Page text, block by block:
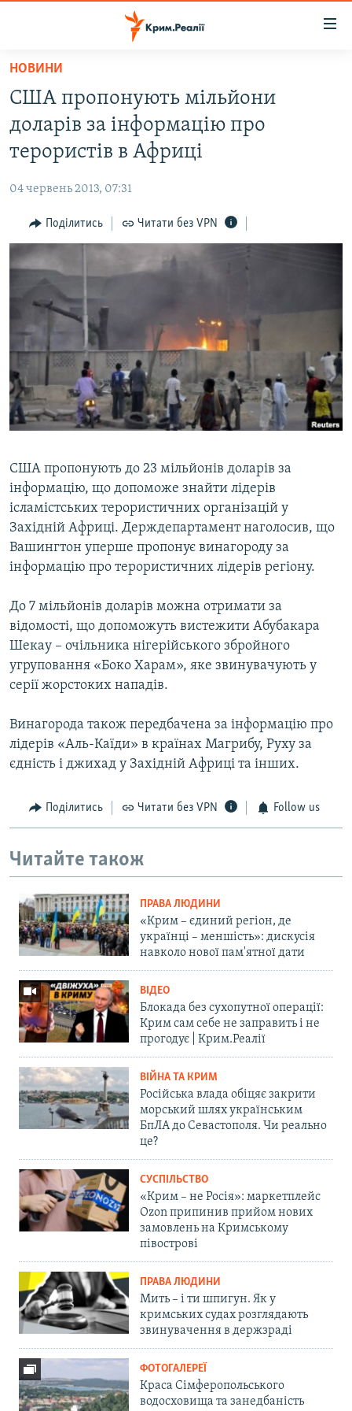
Перейти
основного
матеріалу
Перейти
до
основної
навігації
Перейти
до
пошуку
ВОДА.КРИМ
ВІДЕО ТА ФОТО
БЛОГИ
ПОГЛЯД
ІНТЕРВ'Ю
ВСЕ ЗА ДЕНЬ
СПЕЦПРОЕКТИ
ДЕПОРТАЦІЯ
ВІДЕОУРОКИ «ELIFBE»
СВІДЧЕННЯ ОКУПАЦІЇ
УКРАЇНСЬКА ПРОБЛЕМА КРИМУ
ЯК ОБІЙТИ БЛОКУВАННЯ
Русский
Qırımtatar
Усі сайти RFE/RL
НОВИНИ
США пропонують мільйони
доларів за інформацію про
терористів в Африці
04 червень 2013, 07:31
Поділитись Читати без VPN
США пропонують до 23 мільйонів доларів за
інформацію, що допоможе знайти лідерів
ісламістських терористичних організацій у
Західній Африці. Держдепартамент наголосив, що
Вашингтон уперше пропонує винагороду за
інформацію про терористичних лідерів регіону.
До 7 мільйонів доларів можна отримати за
відомості, що допоможуть вистежити Абубакара
Шекау – очільника нігерійського збройного
угруповання «Боко Харам», яке звинувачують у
серії жорстоких нападів.
Винагорода також передбачена за інформацію про
лідерів «Аль-Каїди» в країнах Магрибу, Руху за
єдність і джихад у Західній Африці та інших.
Поділитись Читати без VPN Follow us
Читайте також
ПРАВА ЛЮДИНИ
«Крим – єдиний регіон, де
українці – меншість»: дискусія
навколо нової пам'ятної дати
ВІДЕО
Блокада без сухопутної операції:
Крим сам себе не заправить і не
прогодує | Крим.Реалії
ВІЙНА ТА КРИМ
Російська влада обіцяє закрити
морський шлях українським
БпЛА до Севастополя. Чи реально
це?
СУСПІЛЬСТВО
«Крим – не Росія»: маркетплейс
Ozon припинив прийом нових
замовлень на Кримському
півострові
ПРАВА ЛЮДИНИ
Мить – і ти шпигун. Як у
кримських судах розглядають
звинувачення в держзраді
ФОТОГАЛЕРЕЇ
Краса Сімферопольського
водосховища та занедбаність